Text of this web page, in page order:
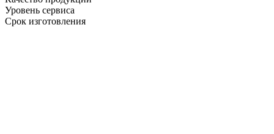
Уровень сервиса
Срок изготовления